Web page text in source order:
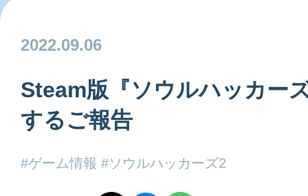
2022.09.06
Steam版『ソウルハッカー
するご報告
#ゲーム情報 #ソウルハッカーズ2